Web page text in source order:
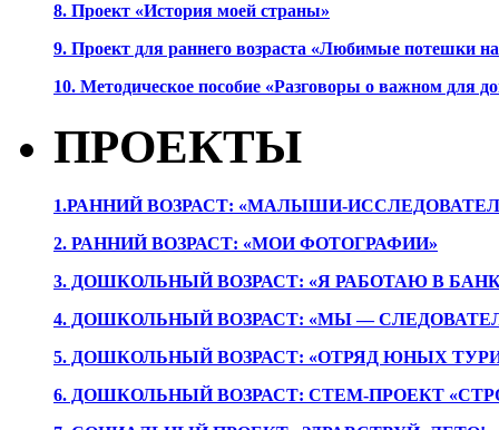
8. Проект «История моей страны»
9. Проект для раннего возраста «Любимые потешки
10. Методическое пособие «Разговоры о важном для
ПРОЕКТЫ
1.РАННИЙ ВОЗРАСТ: «МАЛЫШИ-
2. РАННИЙ ВОЗРАСТ: «МОИ ФОТОГРАФИИ»
3. ДОШКОЛЬНЫЙ ВОЗРАСТ: «Я РАБОТАЮ В
4. ДОШКОЛЬНЫЙ ВОЗРАСТ: «МЫ —
5. ДОШКОЛЬНЫЙ ВОЗРАСТ: «ОТРЯД ЮНЫХ
6. ДОШКОЛЬНЫЙ ВОЗРАСТ: СТЕМ-ПРОЕКТ